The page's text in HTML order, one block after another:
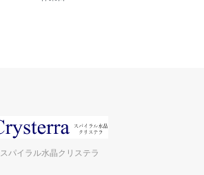
スパイラル水晶クリステラ